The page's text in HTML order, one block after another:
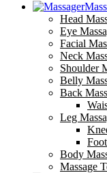
Head
Eye
Facial
Neck
Shoulder
Belly
Back
Leg
Body
Massage